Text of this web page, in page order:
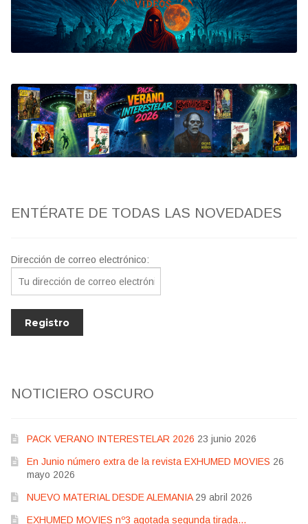
Bluray
Clasificada S
artwork
fantaterror
Jesús Franco
ENTÉRATE DE TODAS LAS NOVEDADES
Dirección de correo electrónico:
NOTICIERO OSCURO
PACK VERANO INTERESTELAR 2026 23 junio 2026
En Junio número extra de la revista EXHUMED MOVIES 26
mayo 2026
NUEVO MATERIAL DESDE ALEMANIA 29 abril 2026
EXHUMED MOVIES nº3 agotada segunda tirada…